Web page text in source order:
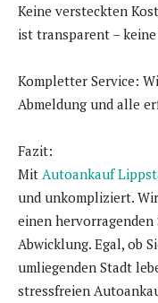
Keine versteckten
ist transparent –
Kompletter Service:
Abmeldung und alle
Fazit:
Mit Autoankauf
und unkompliziert.
einen hervorragenden
Abwicklung. Egal, ob
umliegenden Stadt
stressfreien